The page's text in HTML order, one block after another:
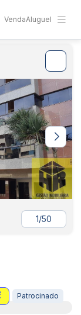
VendaAluguel
1/50
Patrocinado